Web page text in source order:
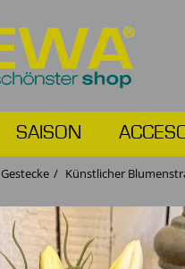
SAISON
Gestecke Künstlicher